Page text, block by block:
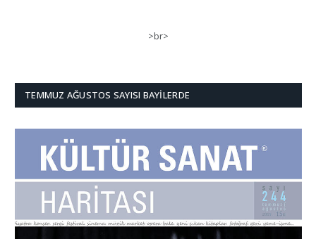
>br>
TEMMUZ AĞUSTOS SAYISI BAYILERDE